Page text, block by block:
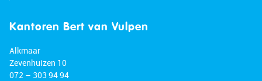
Kantoren Bert van Vulpen
Alkmaar
Zevenhuizen 10
072 – 303 94 94